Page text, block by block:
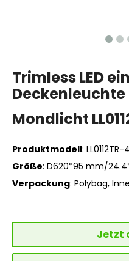
Trimless LED
Mondlicht
Produktmodell:
Größe: D620*95 mm/
Verpackung: Polybag,
Jetzt